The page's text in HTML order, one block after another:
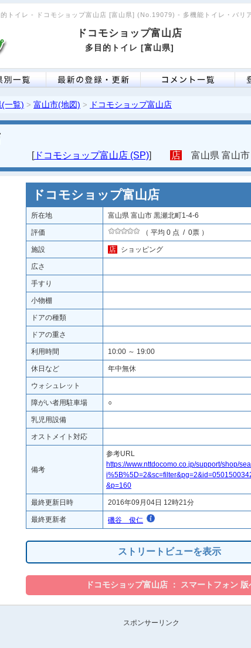
的トイレ - ドコモショップ富山店 [富山県] (No.19079) - 多機能トイレ・バリ
ドコモショップ富山店
多目的トイレ [富山県]
一覧) > 富山市(地図) > ドコモショップ富山店
[ドコモショップ富山店 (SP)] 店 富山県 富山市
ドコモショップ富山店
所在地 富山県 富山市 黒瀬北町1-4-6
評価 （ 平均 0 点 / 0票 ）
施設 店 ショッピング
広さ
手すり
小物棚
ドアの種類
ドアの重さ
利用時間 10:00 ～ 19:00
休日など 年中無休
ウォシュレット
障がい者用駐車場 ○
乳児用設備
オストメイト対応
備考
参考URL
https://www.nttdocomo.co.jp/support/shop/
&p=160
最終更新日時 2016年09月04日 12時21分
最終更新者 磯谷 俊仁
ストリートビューを表示
スポンサーリンク